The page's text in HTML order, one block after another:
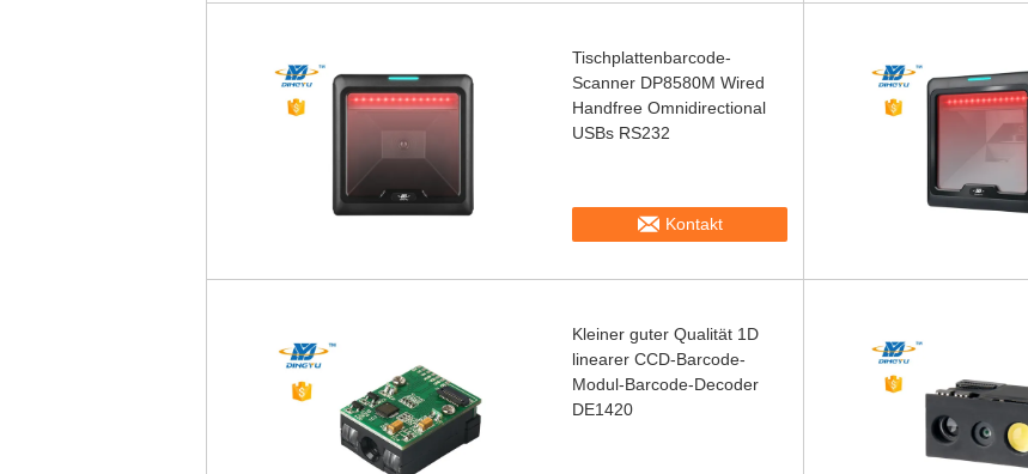
Tischplattenbarcode-
Scanner DP8580M Wired
Handfree Omnidirectional
USBs RS232
Kontakt
Kleiner guter Qualität 1D
linearer CCD-Barcode-
Modul-Barcode-Decoder
DE1420